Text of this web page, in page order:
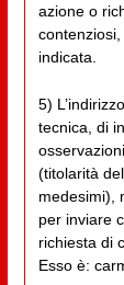
azione o
indicata.
5)
tecnica, di
(titolarità
medesimi),
per inviare
richiesta di
Esso è: